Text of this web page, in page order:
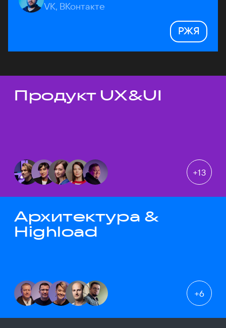
VK, ВКонтакте
РЖЯ
Темы докладов
Продукт UX&UI
+13
Архитектура &
Highload
+6